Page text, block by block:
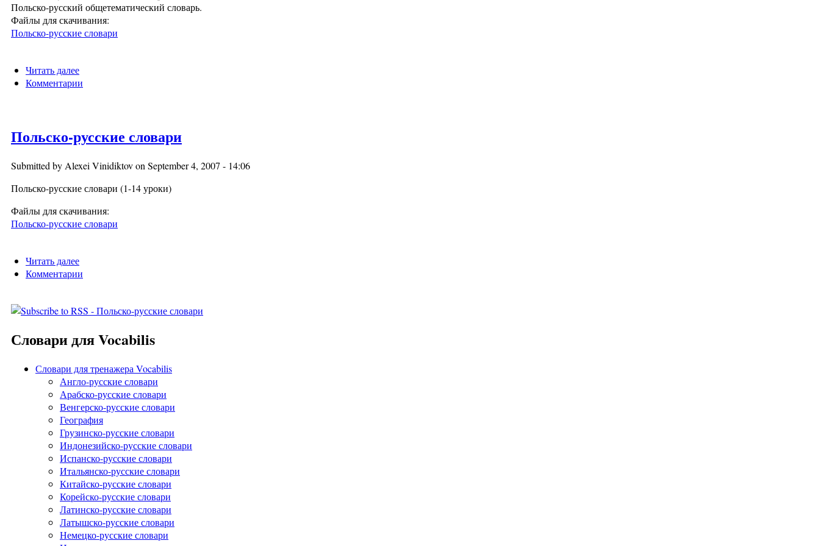
Польско-русский общетематический словарь.
Файлы для скачивания:
Польско-русские словари
Читать далее
Комментарии
Польско-русские словари
Submitted by Alexei Vinidiktovon September 4, 2007 - 14:06
Польско-русские словари (1-14 уроки)
Файлы для скачивания:
Польско-русские словари
Читать далее
Комментарии
Словари для Vocabilis
Словари для тренажера Vocabilis
Англо-русские словари
Арабско-русские словари
Венгерско-русские словари
География
Грузинско-русские словари
Индонезийско-русские словари
Испанско-русские словари
Итальянско-русские словари
Китайско-русские словари
Корейско-русские словари
Латинско-русские словари
Латышско-русские словари
Немецко-русские словари